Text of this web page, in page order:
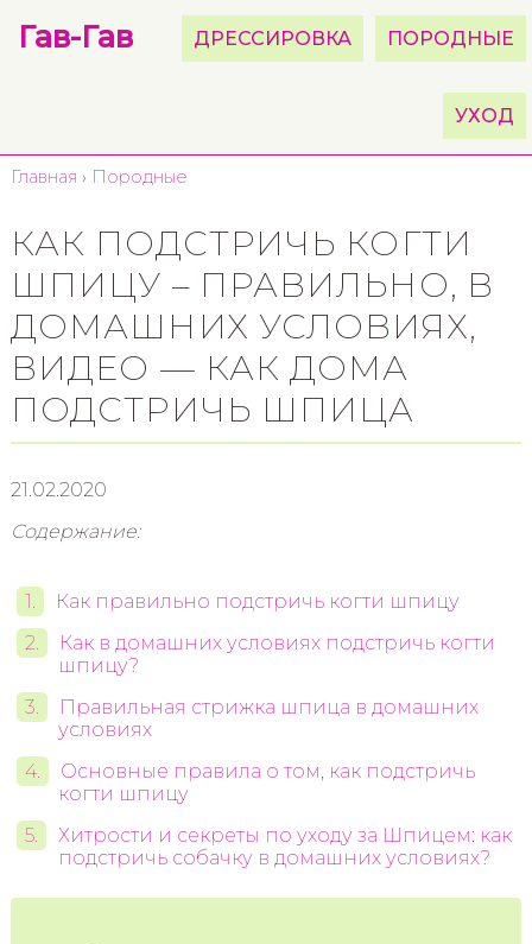
Гав-Гав ДРЕССИРОВКА ПОРОДНЫЕ
УХОД
Главная › Породные
КАК ПОДСТРИЧЬ КОГТИ
ШПИЦУ – ПРАВИЛЬНО, В
ДОМАШНИХ УСЛОВИЯХ,
ВИДЕО — КАК ДОМА
ПОДСТРИЧЬ ШПИЦА
21.02.2020
Содержание:
Как правильно подстричь когти шпицу
Как в домашних условиях подстричь когти
шпицу?
Правильная стрижка шпица в домашних
условиях
Основные правила о том, как подстричь
когти шпицу
Хитрости и секреты по уходу за Шпицем: как
подстричь собачку в домашних условиях?